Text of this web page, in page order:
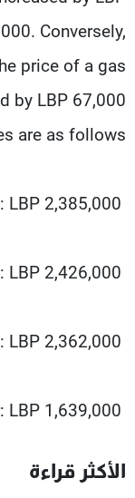
Conversely,
price of a gas
by LBP 67,000.
are as follows:
الأكثر قراءة
شاهد البرامج
الترددات
عن MTV
لاعلاناتكم